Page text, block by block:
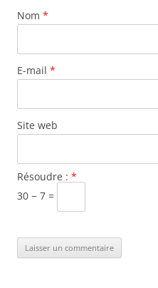
Nom *
E-mail *
Site web
Résoudre : *
30 − 7 =